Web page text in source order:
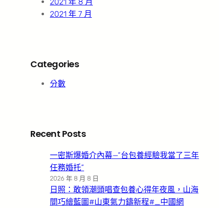
2021 年 7 月
Categories
分數
Recent Posts
一密斯爆婚介內幕—”台包養經驗我當了三年
任務婚托”
2026 年 8 月 8 日
日照：敢領潮頭唱查包養心得年夜風，山海
間巧繪藍圖#山東氣力鑄新程#_中國網